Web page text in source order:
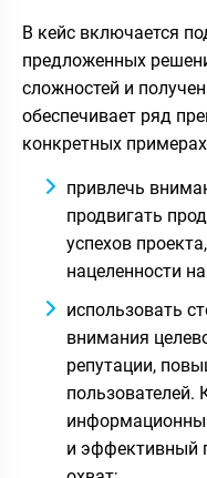
В кейс включается
предложенных
сложностей и
обеспечивает ряд
конкретных
привлечь
продвигать
успехов
нацеленности
использовать
внимания
репутации,
пользователей.
и эффективный